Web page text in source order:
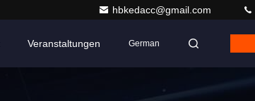
hbkedacc@gmail.com
Veranstaltungen German